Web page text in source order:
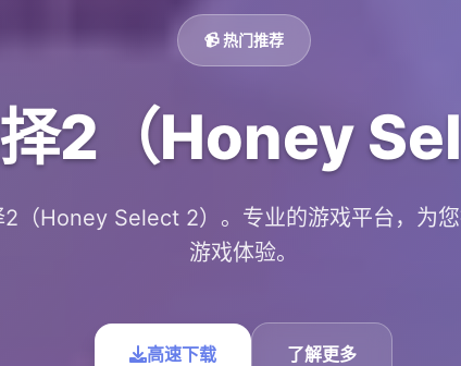
📹 热门推荐
2（Honey
2（Honey Select 2）。专业的游戏平台，为
游戏体验。
高速下载 了解更多